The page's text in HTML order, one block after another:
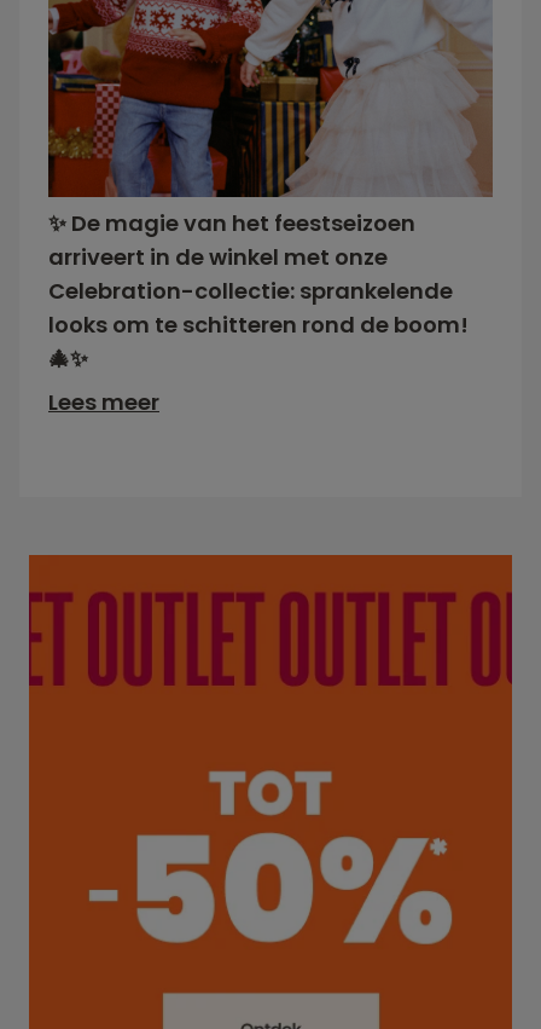
✨ De magie van het feestseizoen
arriveert in de winkel met onze
Celebration-collectie: sprankelende
looks om te schitteren rond de boom!
🎄✨
Lees meer